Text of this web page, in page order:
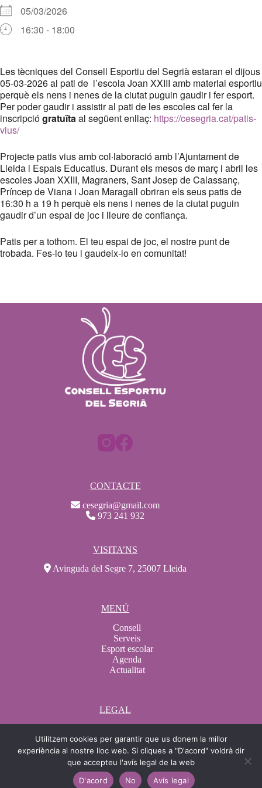
05/03/2026
16:30 - 18:00
Les tècniques del Consell Esportiu del Segrià estaran el dijous
05-03-2026 al pati de l’escola Joan XXIII amb material esportiu
perquè els nens i nenes de la ciutat puguin gaudir i fer esport.
Per poder gaudir i assistir al pati de les escoles cal fer la
inscripciógratuïtaal següent enllaç: https://cesegria.cat/patis-
vius/
Projecte patis vius amb col·laboració amb l’Ajuntament de
Lleida i Espais Educatius. Durant els mesos de març i abril les
escoles Joan XXIII, Magraners, Sant Josep de Calassanç,
Príncep de Viana i Joan Maragall obriran els seus patis de
16:30 h a 19 h perquè els nens i nenes de la ciutat puguin
gaudir d’un espai de joc i lleure de confiança.
Patis per a tothom. El teu espai de joc, el nostre punt de
trobada. Fes-lo teu i gaudeix-lo en comunitat!
CONTACTE
cesegria@gmail.com
973 241 932
VISITA’NS
Avinguda del Segre 7, 25007 Lleida
MENÚ
Consell
Serveis
Esport escolar
Agenda
Actualitat
LEGAL
Condicions de compra
Condicions de contractació
Política de Cookies
Protecció de dades
Canal ètic
Utilitzem cookies per garantir que us donem la millor
experiència al nostre lloc web. Si cliques a "D'acord" voldrà dir
que accepteu l'avís legal de la web
D'acord
No Avís legal